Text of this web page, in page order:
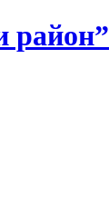
район”